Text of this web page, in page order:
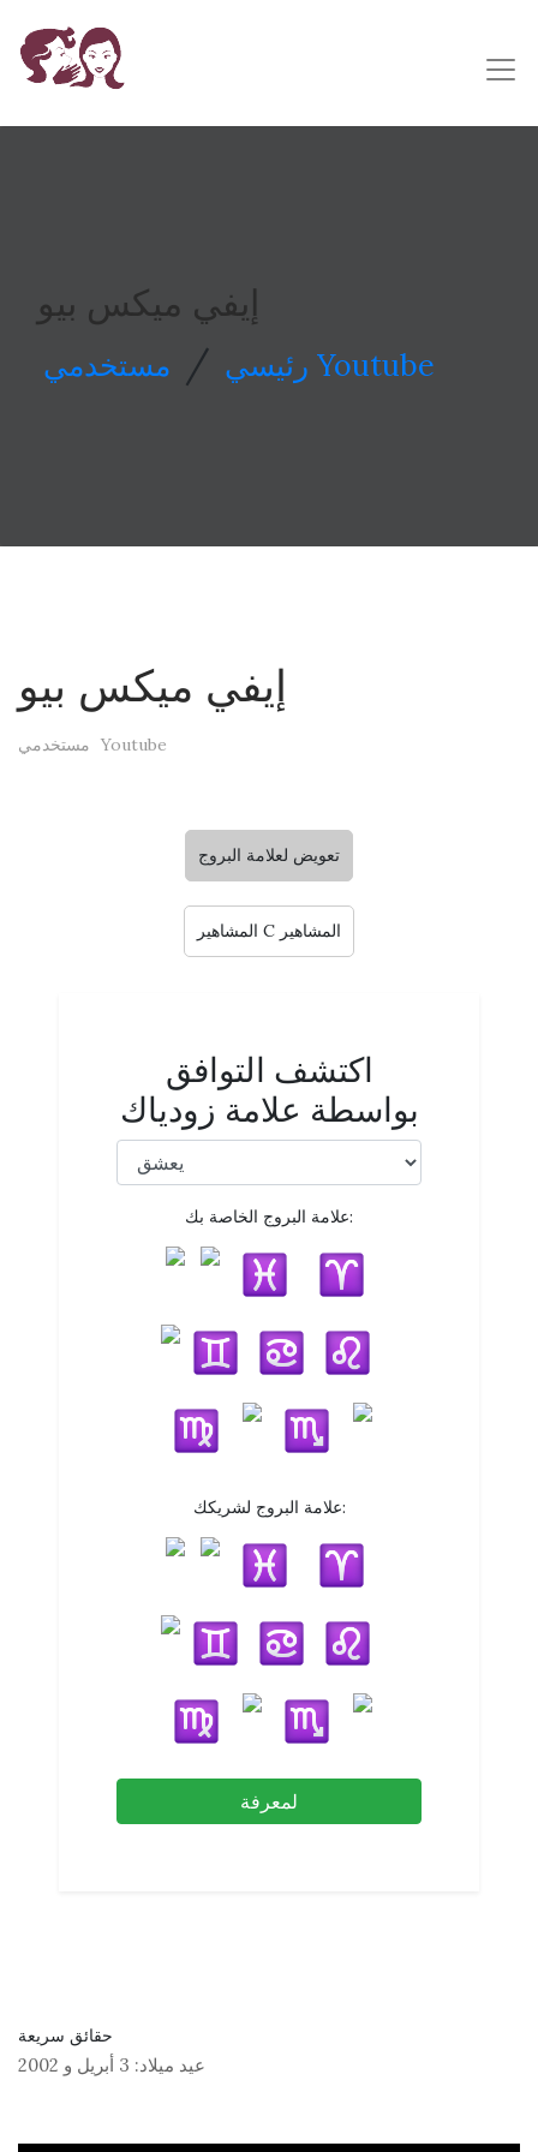
إيفي ميكس بيو
رئيسي / مستخدمي Youtube
إيفي ميكس بيو
مستخدمي Youtube
تعويض لعلامة البروج
المشاهير C المشاهير
اكتشف التوافق
بواسطة علامة زودياك
علامة البروج الخاصة بك:
علامة البروج لشريكك:
لمعرفة
حقائق سريعة
عيد ميلاد: و